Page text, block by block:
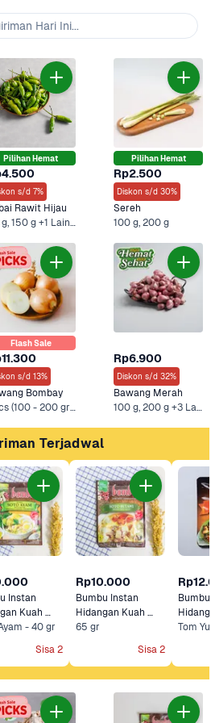
Pilihan Hemat
s/d 7%
Rawit Hijau
50 g, 150 g +1 Lainnya
Pilihan Hemat
Rp2.500
Diskon s/d 30%
Sereh
100 g, 200 g
Flash Sale
s/d 13%
Bombay
1 pcs (100 - 200 gram), 500 g +3 Lainnya
Rp6.900
Diskon s/d 32%
Bawang Merah
100 g, 200 g +3 Lainnya
Terjadwal
Instan
Kuah
Bamboe
- 40 gr
Sisa 2
Rp10.000
Bumbu Instan
Hidangan Kuah
Soto Betawi
65 gr
Sisa 2
Yum
Tom
Hari Ini...